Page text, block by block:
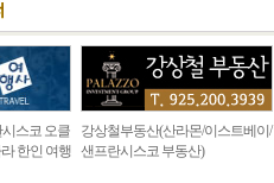
스코 오클
한인 여행
강상철부동산(산라몬/이스트베이/
샌프란시스코 부동산)